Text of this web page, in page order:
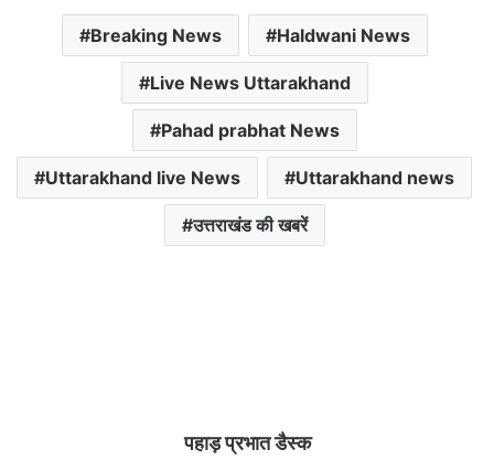
Breaking News Haldwani News
Live News Uttarakhand
Pahad prabhat News
Uttarakhand live News Uttarakhand news
उत्तराखंड की खबरें
पहाड़ प्रभात डैस्क